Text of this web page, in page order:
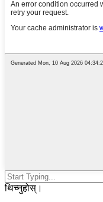
थिच्नुहोस्।